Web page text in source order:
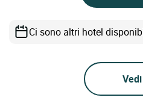
Ci sono altri hotel